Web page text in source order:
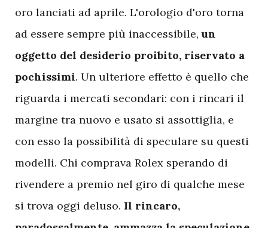
oro lanciati ad aprile. L'orologio d'oro torna
ad essere sempre più inaccessibile,un
oggetto del desiderio proibito, riservato a
pochissimi. Un ulteriore effetto è quello che
riguarda i mercati secondari: con i rincari il
margine tra nuovo e usato si assottiglia, e
con esso la possibilità di speculare su questi
modelli. Chi comprava Rolex sperando di
rivendere a premio nel giro di qualche mese
si trova oggi deluso. Il rincaro,